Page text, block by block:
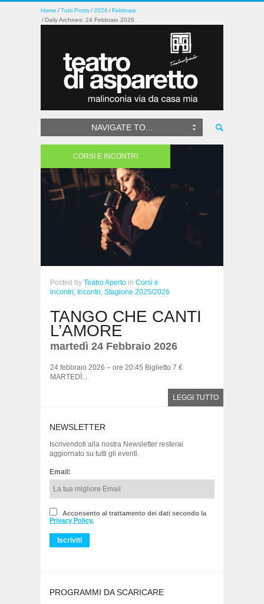
Home Tutti Posts 2026
Febbraio
Daily Archives: 24 Febbraio 2026
NAVIGATE TO...
CORSI E INCONTRI
Posted by Teatro Aperto in Corsi e
incontri, Incontri, Stagione 2025/2026
TANGO CHE CANTI
L’AMORE
martedì 24 Febbraio 2026
24 febbraio 2026 – ore 20:45 Biglietto 7 €
MARTEDÌ...
LEGGI TUTTO
NEWSLETTER
Iscrivendoti alla nostra Newsletter resterai
aggiornato su tutti gli eventi.
Email:
Acconsento al trattamento dei dati secondo la
Privacy Policy.
PROGRAMMI DA SCARICARE